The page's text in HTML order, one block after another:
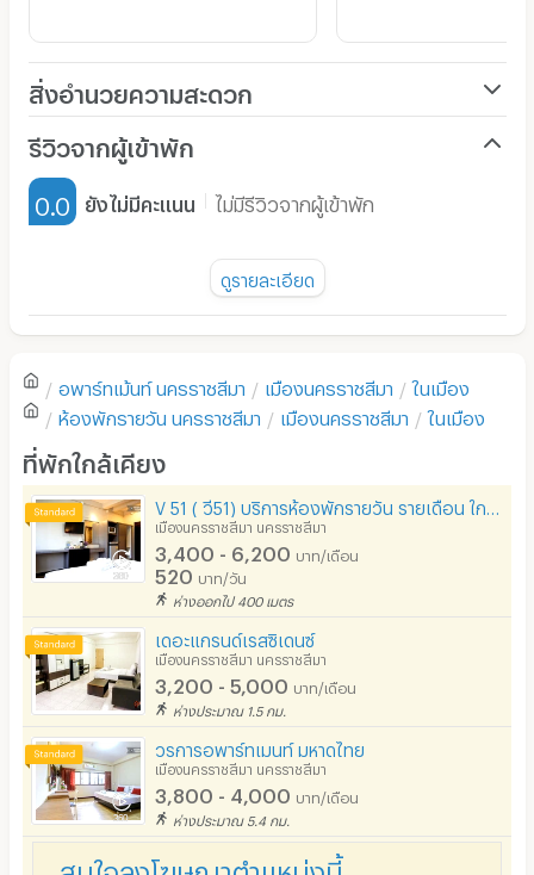
MAP : https://goo.gl/maps/YaYc9zrofitA39JcA
สิ่งอำนวยความสะดวก
เฟอร์นิเจอร์-ตู้, เตียง
เครื่องทำน้ำอุ่น
โซฟา
เตาปรุงอาหาร
อนุญาตให้เลี้ยงสัตว์
อนุญาตให้สูบบุหรี่ในห้องพัก
ที่จอดรถ
ที่จอดรถมอเตอร์ไซด์/จักรยาน
ลิฟต์
สระว่ายน้ำ
รีวิวจากผู้เข้าพัก
0.0 ยังไม่มีคะแนน ไม่มีรีวิวจากผู้เข้าพัก
ยังไม่มีรีวิวของอพาร์ทเม้นท์นี้
เขียนรีวิวแรกของอพาร์ทเม้นท์นี้
ดูรายละเอียด
อพาร์ทเม้นท์ นครราชสีมา เมืองนครราชสีมา ในเมือง
ห้องพักรายวัน นครราชสีมา เมืองนครราชสีมา ในเมือง
ที่พักใกล้เคียง
เมืองนครราชสีมา นครราชสีมา
3,400 - 6,200 บาท/เดือน
520 บาท/วัน
ห่างออกไป 400 เมตร
เดอะแกรนด์เรสซิเดนซ์
เมืองนครราชสีมา นครราชสีมา
3,200 - 5,000 บาท/เดือน
ห่างประมาณ 1.5 กม.
วรการอพาร์ทเมนท์ มหาดไทย
เมืองนครราชสีมา นครราชสีมา
3,800 - 4,000 บาท/เดือน
ห่างประมาณ 5.4 กม.
สนใจลงโฆษณาตำแหน่งนี้